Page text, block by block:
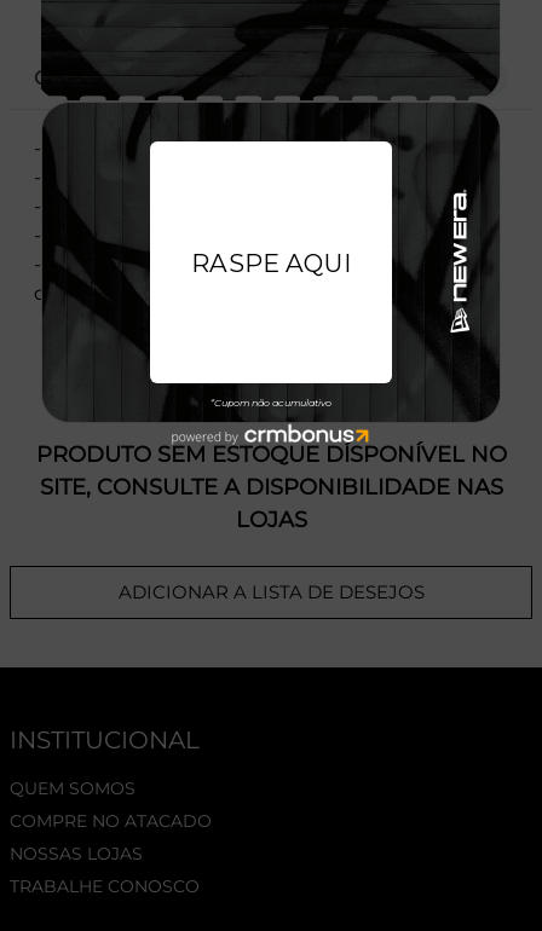
CARACTERÍSTICAS
- Moletom feminino
- Caimento confortável para o dia a dia
- Ideal para looks casuais ou esportivos
- Gola V
- Tecido macio, aconchegante e de alta
durabilidade
PRODUTO SEM ESTOQUE DÍSPONÍVEL NO
SITE, CONSULTE A DISPONIBILIDADE NAS
LOJAS
ADICIONAR A LISTA DE DESEJOS
INSTITUCIONAL
QUEM SOMOS
COMPRE NO ATACADO
NOSSAS LOJAS
TRABALHE CONOSCO